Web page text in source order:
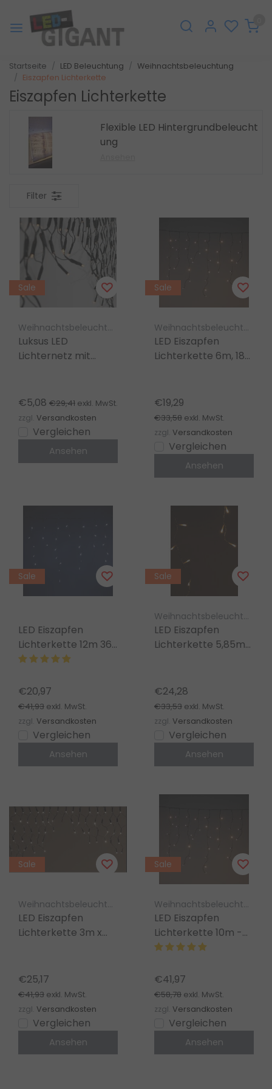
Startseite LED Beleuchtung
Weihnachtsbeleuchtung
Eiszapfen Lichterkette
Eiszapfen Lichterkette
Flexible LED Hintergrundbeleucht
ung
Filter
Sale
Weihnachtsbeleuchtung Luksus
Luksus LED
Lichternetz mit
Warmweiß – IP44
Innen & Außen
€5,08 €29,41 exkl. MwSt.
zzgl. Versandkosten
Vergleichen
Ansehen
Sale
Weihnachtsbeleuchtung Luksus
LED Eiszapfen
Lichterkette 6m, 180
Weihnachtsbeleuchtung
€19,29
€33,58 exkl. MwSt.
zzgl. Versandkosten
Vergleichen
Ansehen
Sale
LED Eiszapfen
Lichterkette 12m 360
LED Kaltweiß IP65 –
Kabel, Innen &
Außen
€20,97
€41,93 exkl. MwSt.
zzgl. Versandkosten
Vergleichen
Ansehen
Sale
Weihnachtsbeleuchtung Luksus
LED Eiszapfen
Lichterkette 5,85m
Außen
€24,28
€33,53 exkl. MwSt.
zzgl. Versandkosten
Vergleichen
Ansehen
Sale
Weihnachtsbeleuchtung Luksus
LED Eiszapfen
Lichterkette 3m x
Twinkle-Funktion
€25,17
€41,93 exkl. MwSt.
zzgl. Versandkosten
Vergleichen
Ansehen
Sale
Weihnachtsbeleuchtung Luksus
LED Eiszapfen
Lichterkette 10m -
480 LEDs Warmweiß
Memory - LUKSUS
€41,97
€58,78 exkl. MwSt.
zzgl. Versandkosten
Vergleichen
Ansehen